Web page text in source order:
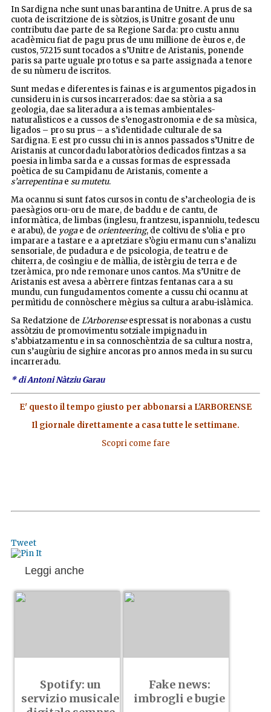
In Sardigna nche sunt unas barantina de Unitre. A prus de sa
cuota de iscritzione de is sòtzios, is Unitre gosant de unu
contributu dae parte de sa Regione Sarda: pro custu annu
acadèmicu fiat de pagu prus de unu millione de èuros e, de
custos, 57.215 sunt tocados a s’Unitre de Aristanis, ponende
paris sa parte uguale pro totus e sa parte assignada a tenore
de su nùmeru de iscritos.
Sunt medas e diferentes is fainas e is argumentos pigados in
cunsideru in is cursos incarrerados: dae sa stòria a sa
geologia, dae sa literadura a is temas ambientales-
naturalìsticos e a cussos de s’enogastronomia e de sa mùsica,
ligados – pro su prus – a s’identidade culturale de sa
Sardigna. E est pro cussu chi in is annos passados s’Unitre de
Aristanis at cuncordadu laboratòrios dedicados fintzas a sa
poesia in limba sarda e a cussas formas de espressada
poètica de su Campidanu de Aristanis, comente a
s’arrepentinae su mutetu.
Ma ocannu si sunt fatos cursos in contu de s’archeologia de is
paesàgios oru-oru de mare, de baddu e de cantu, de
informàtica, de limbas (inglesu, frantzesu, ispanniolu, tedescu
e arabu), de yogae de orienteering, de coltivu de s’olia e pro
imparare a tastare e a apretziare s’ògiu ermanu cun s’analizu
sensoriale, de pudadura e de psicologia, de teatru e de
chiterra, de cosìngiu e de màllia, de istèrgiu de terra e de
tzeràmica, pro nde remonare unos cantos. Ma s’Unitre de
Aristanis est avesa a abèrrere fintzas fentanas cara a su
mundu, cun fungudamentos comente a cussu chi ocannu at
permìtidu de connòschere mègius sa cultura arabu-islàmica.
Sa Redatzione de L’Arborenseespressat is norabonas a custu
assòtziu de promovimentu sotziale impignadu in
s’abbiatzamentu e in sa connoschèntzia de sa cultura nostra,
cun s’augùriu de sighire ancoras pro annos meda in su surcu
incarreradu.
* di Antoni Nàtziu Garau
E' questo il tempo giusto per abbonarsi a L'ARBORENSE
Il giornale direttamente a casa tutte le settimane.
Scopri come fare
Tweet
Leggi anche
Spotify: un
servizio musicale
Fake news:
imbrogli e bugie